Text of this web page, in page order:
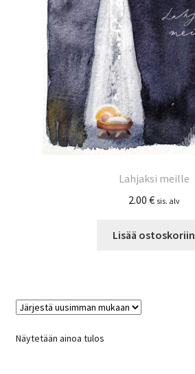
Lahjaksi meille
2.00 € sis. alv
Lisää ostoskoriin
Näytetään ainoa tulos